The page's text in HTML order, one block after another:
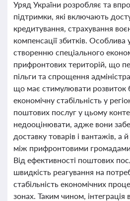
Уряд України розробляє та
підтримки, які включають
кредитування, страхування
компенсації збитків. Особлива
створенню спеціального
прифронтових територій, що
пільги та спрощення
що має стимулювати розвиток
економічну стабільність у
поштових послуг у цьому
недооцінювати, адже вони
доставку товарів і вантажів, а
між прифронтовими
Від ефективності поштових
швидкість реагування на
стабільність економічних
зонах. Таким чином, інтеграція